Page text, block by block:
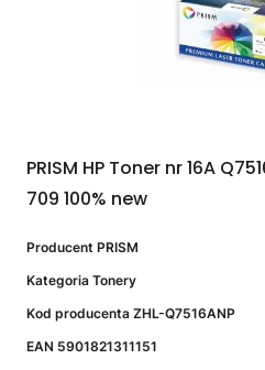
PRISM HP Toner nr 16A
709 100% new
Producent PRISM
Kategoria Tonery
Kod producenta ZHL-Q7516ANP
EAN 5901821311151